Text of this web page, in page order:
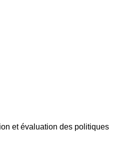
et évaluation des politiques